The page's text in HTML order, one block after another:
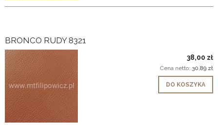
BRONCO RUDY 8321
38,00 zł
Cena netto: 30,89 zł
DO KOSZYKA